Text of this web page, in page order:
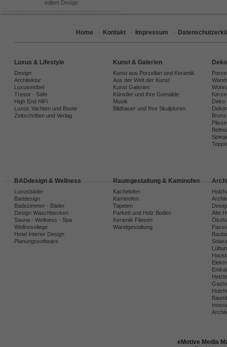
edlem Design
Home · Kontakt · Impressum ·
Luxus & Lifestyle
Design
Architektur
Luxusmöbel
Tresor - Safe
High End HiFi
Luxus Yachten und Boote
Zeitschriften und Verlag
Kunst & Galerien
Kunst aus Porzellan und Keramik
Aus der Welt der Kunst
Kunst Galerien
Künstler und Ihre Gemälde
Musik
Bildhauer und Ihre Skulpturen
Deko
BADdesign & Wellness
Luxusbäder
Baddesign
Badezimmer - Bäder
Design Waschbecken
Sauna - Wellness - Spa
Wellnessliege
Hotel Interior Design
Planungssoftware
Raumgestaltung & Kaminofen
Kachelofen
Kaminofen
Tapeten
Parkett und Holz Boden
Keramik Fliesen
Wandgestaltung
Alte
eMotive Media